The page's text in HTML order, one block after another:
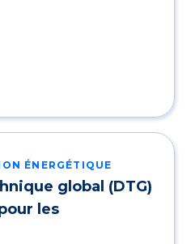
ÉNERGÉTIQUE
global (DTG)
les